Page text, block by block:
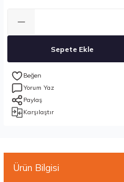
Sepete Ekle
Yorum Yaz
Paylaş
Karşılaştır
Ürün Bilgisi